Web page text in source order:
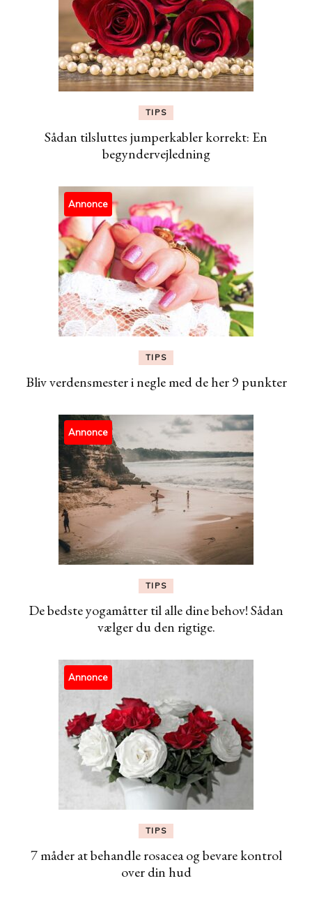
TIPS
Sådan tilsluttes jumperkabler korrekt: En
begyndervejledning
Annonce
TIPS
Bliv verdensmester i negle med de her 9 punkter
Annonce
TIPS
De bedste yogamåtter til alle dine behov! Sådan
vælger du den rigtige.
Annonce
TIPS
7 måder at behandle rosacea og bevare kontrol
over din hud